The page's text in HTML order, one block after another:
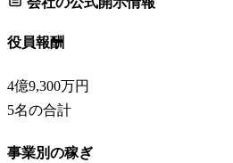
役員報酬
4億9,300万円
5名の合計
事業別の稼ぎ